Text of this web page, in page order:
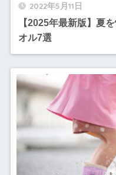
2022年5月11日
【2025年最新版】夏
オル7選